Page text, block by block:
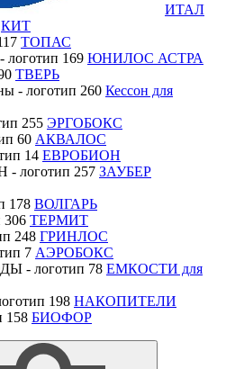
ИТАЛ
КИТ
ТОПАС
ЮНИЛОС АСТРА
ТВЕРЬ
Кессон для
ЭРГОБОКС
АКВАЛОС
ЕВРОБИОН
ЗАУБЕР
ВОЛГАРЬ
ТЕРМИТ
ГРИНЛОС
АЭРОБОКС
ЕМКОСТИ для
НАКОПИТЕЛИ
БИОФОР